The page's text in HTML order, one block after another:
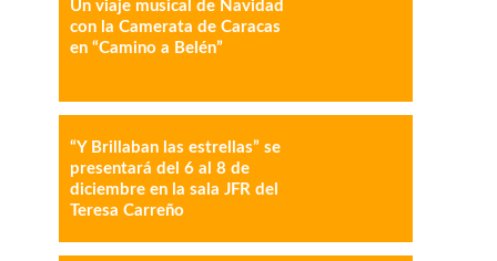
Un viaje musical de Navidad
con la Camerata de Caracas
en “Camino a Belén”
“Y Brillaban las estrellas” se
presentará del 6 al 8 de
diciembre en la sala JFR del
Teresa Carreño